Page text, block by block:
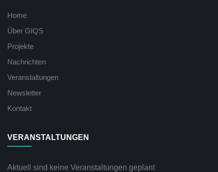
Home
Über GIQS
Projekte
Nachrichten
Veranstaltungen
Newsletter
Kontakt
VERANSTALTUNGEN
Aktuell sind keine Veranstaltungen geplant